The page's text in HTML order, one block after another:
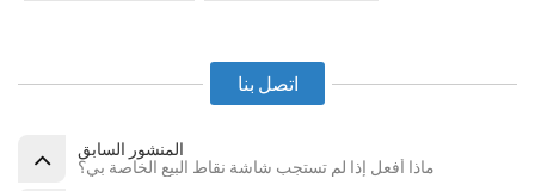
اتصل بنا
المنشور السابق
ماذا أفعل إذا لم تستجب شاشة نقاط البيع الخاصة بي؟